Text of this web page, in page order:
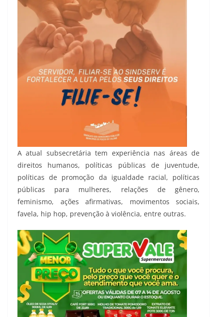
A atual subsecretária tem experiência nas áreas de
direitos humanos, políticas públicas de juventude,
políticas de promoção da igualdade racial, políticas
públicas para mulheres, relações de gênero,
feminismo, ações afirmativas, movimentos sociais,
favela, hip hop, prevenção à violência, entre outras.